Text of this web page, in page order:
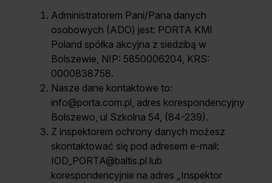
Extranet
Dla sygnalisty
Administratorem Pani/Pana danych
osobowych (ADO) jest: PORTA KMI
Poland spółka akcyjna z siedzibą w
Bolszewie, NIP: 5850006204, KRS:
0000838758.
Nasze dane kontaktowe to:
info@porta.com.pl, adres korespondencyjny
Bolszewo, ul Szkolna 54, (84-239).
Z inspektorem ochrony danych możesz
skontaktować się pod adresem e-mail:
IOD_PORTA@baltis.pl lub
korespondencyjnie na adres „Inspektor